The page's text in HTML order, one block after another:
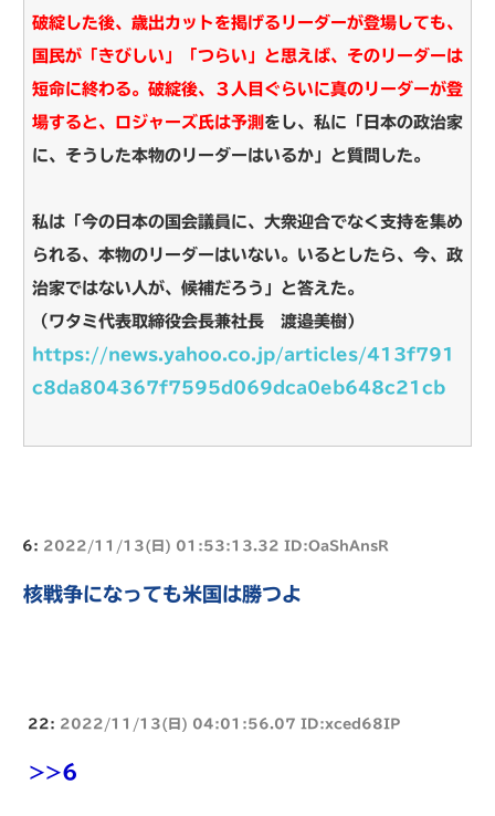
破綻した後、歳出カットを掲げるリーダーが登場しても、
国民が「きびしい」「つらい」と思えば、そのリーダーは
短命に終わる。破綻後、３人目ぐらいに真のリーダーが登
場すると、ロジャーズ氏は予測 をし、私に「日本の政治家
に、そうした本物のリーダーはいるか」と質問した。
私は「今の日本の国会議員に、大衆迎合でなく支持を集め
られる、本物のリーダーはいない。いるとしたら、今、政
治家ではない人が、候補だろう」と答えた。
（ワタミ代表取締役会長兼社長 渡邉美樹）
https://news.yahoo.co.jp/articles/413f791
c8da804367f7595d069dca0eb648c21cb
6: 2022/11/13(日) 01:53:13.32 ID:OaShAnsR
核戦争になっても米国は勝つよ
22: 2022/11/13(日) 04:01:56.07 ID:xced68IP
>>6